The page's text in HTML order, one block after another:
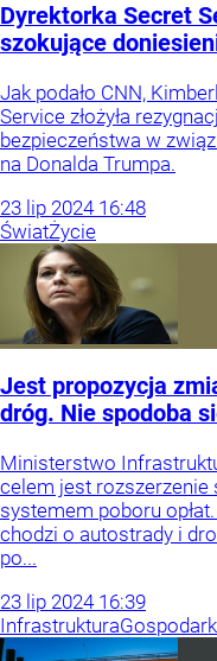
Dyrektorka Secret
szokujące
Jak podało CNN,
Service złożyła
bezpieczeństwa w
na Donalda Trumpa.
23 lip 2024 16:48
ŚwiatŻycie
Jest propozycja
dróg. Nie spodoba
Ministerstwo
celem jest rozszerzenie
systemem poboru
chodzi o autostrady i
po...
23 lip 2024 16:39
Infrastruktura